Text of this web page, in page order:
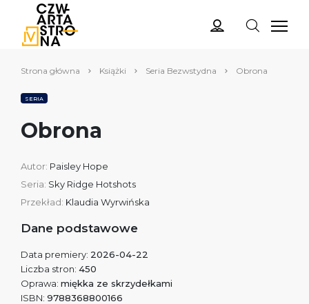
Strona główna Książki Seria Bezwstydna Obrona
SERIA
Obrona
Autor: Paisley Hope
Seria: Sky Ridge Hotshots
Przekład: Klaudia Wyrwińska
Dane podstawowe
Data premiery: 2026-04-22
Liczba stron: 450
Oprawa: miękka ze skrzydełkami
ISBN: 9788368800166